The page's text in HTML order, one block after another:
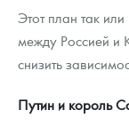
Этот план так
между Россией и
снизить
Путин и король